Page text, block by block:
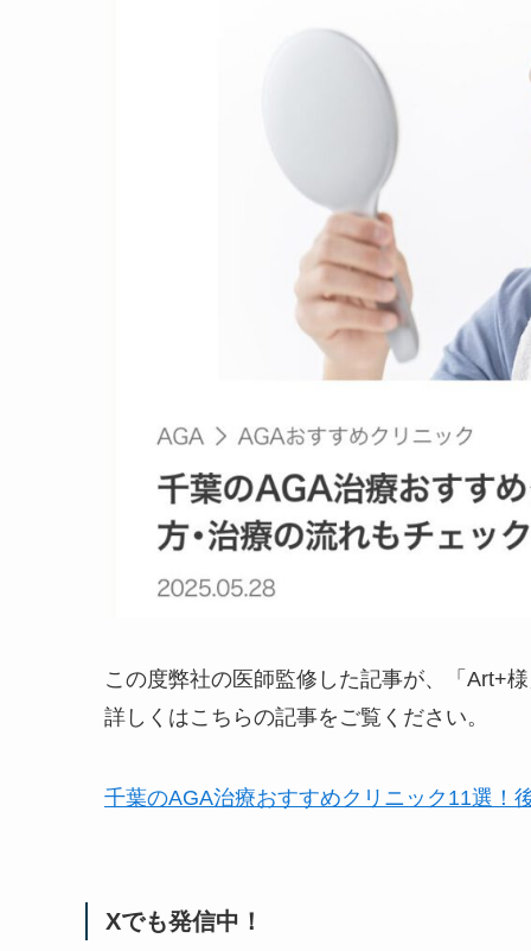
この度弊社の医師監修した記事が、「Art+
詳しくはこちらの記事をご覧ください。
千葉のAGA治療おすすめクリニック11選！
Xでも発信中！